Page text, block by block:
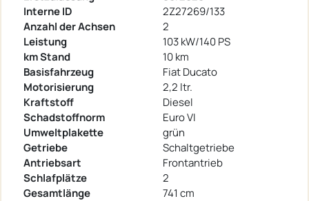
Interne ID
2Z27269/133
Anzahl der Achsen
2
Leistung
103 kW/140 PS
km Stand
10 km
Basisfahrzeug
Fiat Ducato
Motorisierung
2,2 ltr.
Kraftstoff
Diesel
Schadstoffnorm
Euro VI
Umweltplakette
grün
Getriebe
Schaltgetriebe
Antriebsart
Frontantrieb
Schlafplätze
2
Gesamtlänge
741 cm